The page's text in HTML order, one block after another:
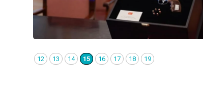
12 13 14 15 16 17 18 19